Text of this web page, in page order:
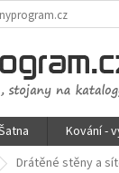
Kování -
Drátěné stěny a